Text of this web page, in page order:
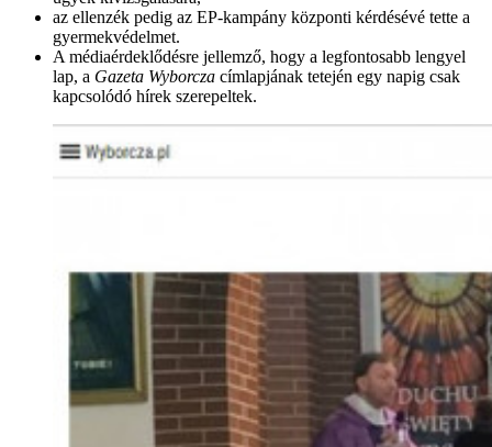
az ellenzék pedig az EP-kampány központi kérdésévé tette a
gyermekvédelmet.
A médiaérdeklődésre jellemző, hogy a legfontosabb lengyel
lap, a Gazeta Wyborcza címlapjának tetején egy napig csak
kapcsolódó hírek szerepeltek.